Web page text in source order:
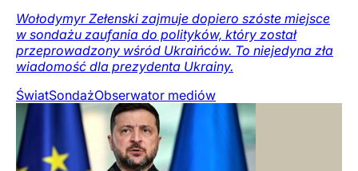
Wołodymyr Zełenski zajmuje dopiero szóste miejsce
w sondażu zaufania do polityków, który został
przeprowadzony wśród Ukraińców. To niejedyna zła
wiadomość dla prezydenta Ukrainy.
ŚwiatSondażObserwator mediów